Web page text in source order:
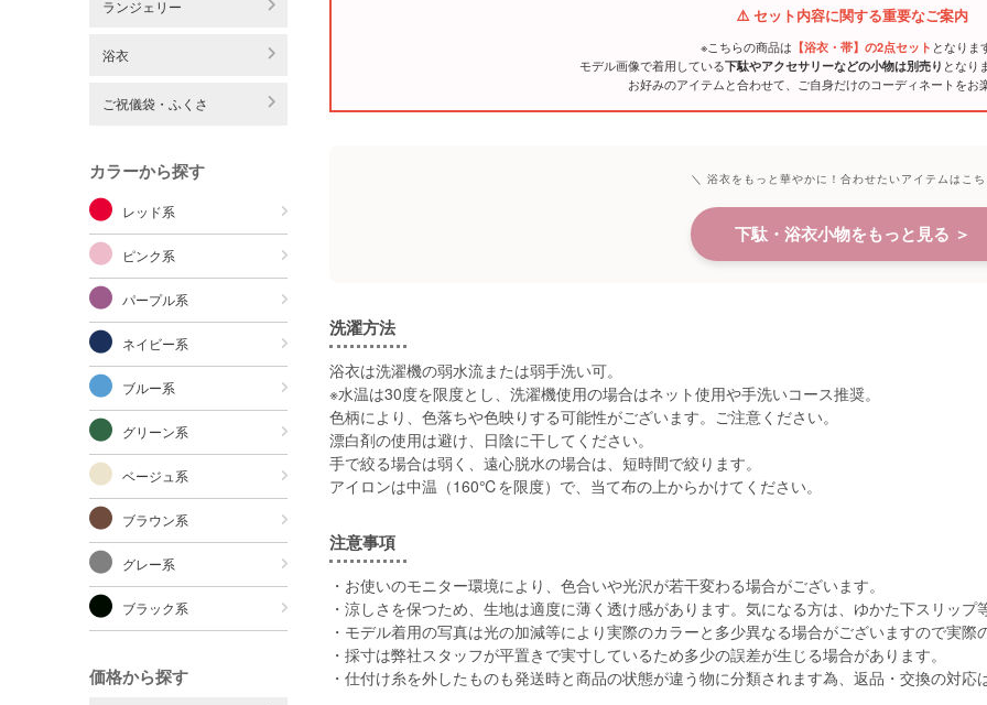
ランジェリー
浴衣
ご祝儀袋・ふくさ
カラーから探す
レッド系
ピンク系
パープル系
ネイビー系
ブルー系
グリーン系
ベージュ系
ブラウン系
グレー系
ブラック系
価格から探す
⚠️ セット内容に関する重要なご案内
※こちらの商品は 【浴衣・帯】の2点セット となりま
モデル画像で着用している下駄やアクセサリーなどの小物は別売り となり
お好みのアイテムと合わせて、ご自身だけのコーディネートをお
＼ 浴衣をもっと華やかに！合わせたいアイテムはこ
下駄・浴衣小物をもっと見る ＞
洗濯方法
浴衣は洗濯機の弱水流または弱手洗い可。
※水温は30度を限度とし、洗濯機使用の場合はネット使用や手洗いコース推奨。
色柄により、色落ちや色映りする可能性がございます。ご注意ください。
漂白剤の使用は避け、日陰に干してください。
手で絞る場合は弱く、遠心脱水の場合は、短時間で絞ります。
アイロンは中温（160℃を限度）で、当て布の上からかけてください。
注意事項
・お使いのモニター環境により、色合いや光沢が若干変わる場合がございます。
・涼しさを保つため、生地は適度に薄く透け感があります。気になる方は、ゆかた下スリップ
・モデル着用の写真は光の加減等により実際のカラーと多少異なる場合がございますので実際
・採寸は弊社スタッフが平置きで実寸しているため多少の誤差が生じる場合があります。
・仕付け糸を外したものも発送時と商品の状態が違う物に分類されます為、返品・交換の対応